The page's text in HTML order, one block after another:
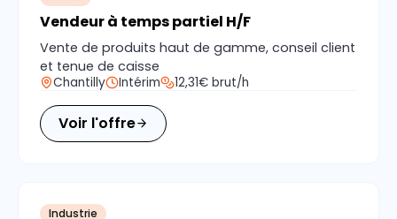
Vendeur à temps partiel H/F
Vente de produits haut de gamme, conseil client
et tenue de caisse
Chantilly Intérim 12,31€ brut/h
Voir l'offre
Industrie